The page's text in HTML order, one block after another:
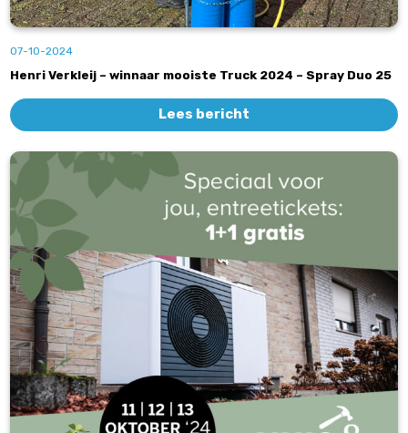
07-10-2024
Henri Verkleij – winnaar mooiste Truck 2024 – Spray Duo 25
Lees bericht